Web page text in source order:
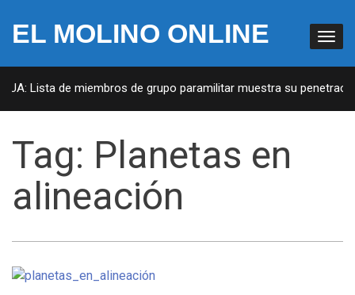
EL MOLINO ONLINE
Lista de miembros de grupo paramilitar muestra su
Tag: Planetas en
alineación